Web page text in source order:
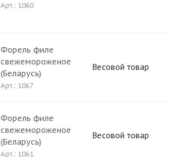
Арт.: 1060
Форель филе
свежемороженое
(Беларусь)
Арт.: 1067
Весовой товар
Форель филе
свежемороженое
(Беларусь)
Арт.: 1061
Весовой товар